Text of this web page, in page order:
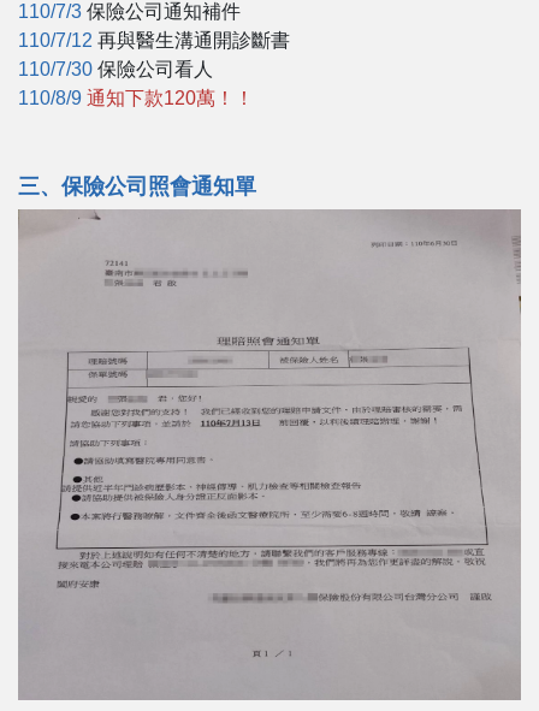
110/7/3 保險公司通知補件
110/7/12 再與醫生溝通開診斷書
110/7/30 保險公司看人
110/8/9 通知下款120萬！！
三、保險公司照會通知單